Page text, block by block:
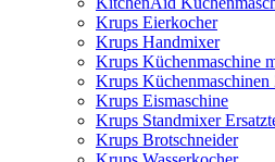
Krups Eierkocher
Krups Handmixer
Krups Küchenmaschine
Krups Küchenmaschinen
Krups Eismaschine
Krups Standmixer
Krups Brotschneider